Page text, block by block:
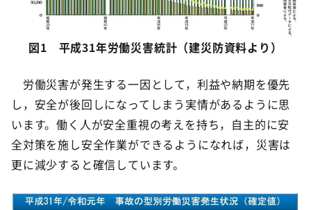
図1 平成31年労働災害統計（建災防資料より）
労働災害が発生する一因として，利益や納期を優先
し，安全が後回しになってしまう実情があるように思
います。働く人が安全重視の考えを持ち，自主的に安
全対策を施し安全作業ができるようになれば，災害は
更に減少すると確信しています。